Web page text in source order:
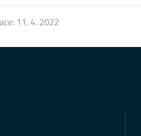
11. 4. 2022